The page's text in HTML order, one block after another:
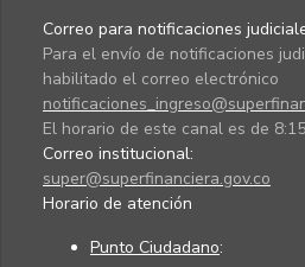
Correo para notificaciones
Para el envío de notificaciones
habilitado el correo electrónico
El horario de este canal es de
Correo institucional:
super@superfinanciera.gov.co
Horario de atención
Punto Ciudadano: